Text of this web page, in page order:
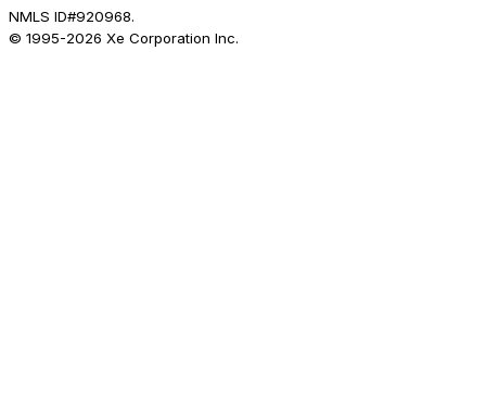
NMLS ID#920968.
© 1995-2026 Xe Corporation Inc.